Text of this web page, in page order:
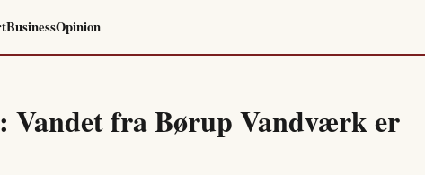
BusinessOpinion
Vandet fra Børup Vandværk er